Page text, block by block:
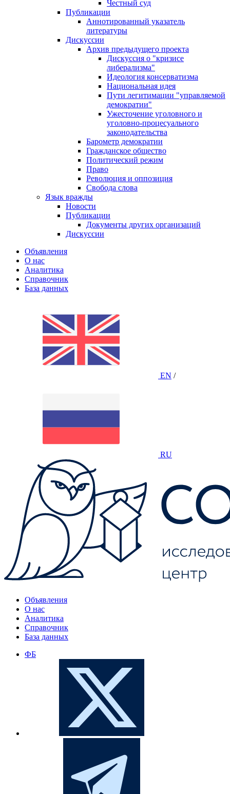
Честный суд
Публикации
Аннотированный указатель
литературы
Дискуссии
Архив предыдущего проекта
Дискуссия о "кризисе
либерализма"
Идеология консерватизма
Национальная идея
Пути легитимации "управляемой
демократии"
Ужесточение уголовного и
уголовно-процесуального
законодательства
Барометр демократии
Гражданское общество
Политический режим
Право
Революция и оппозиция
Свобода слова
Язык вражды
Новости
Публикации
Документы других организаций
Дискуссии
Объявления
О нас
Аналитика
Справочник
База данных
EN /
RU
Объявления
О нас
Аналитика
Справочник
База данных
ФБ